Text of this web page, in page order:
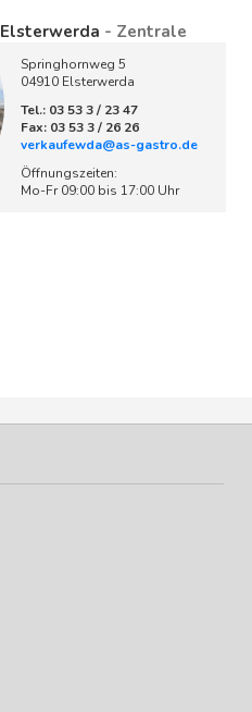
Elsterwerda - Zentrale
Springhornweg 5
04910 Elsterwerda
Tel.: 03 53 3 / 23 47
Fax: 03 53 3 / 26 26
verkaufewda@as-gastro.de
Öffnungszeiten:
Mo-Fr 09:00 bis 17:00 Uhr